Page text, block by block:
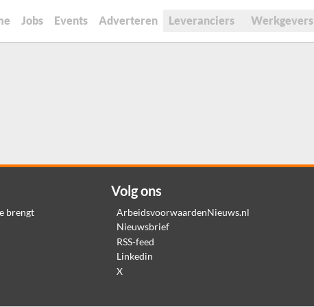
Jobs Events Adverteren Leveranciers Werkgevers
brengt
Volg ons
ArbeidsvoorwaardenNieuws.nl
Nieuwsbrief
RSS-feed
Linkedin
X